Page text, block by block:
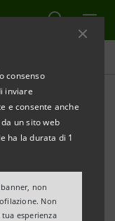
consenso
inviare
e consente anche
un sito web
ha la durata di 1
non
Non
esperienza
nello